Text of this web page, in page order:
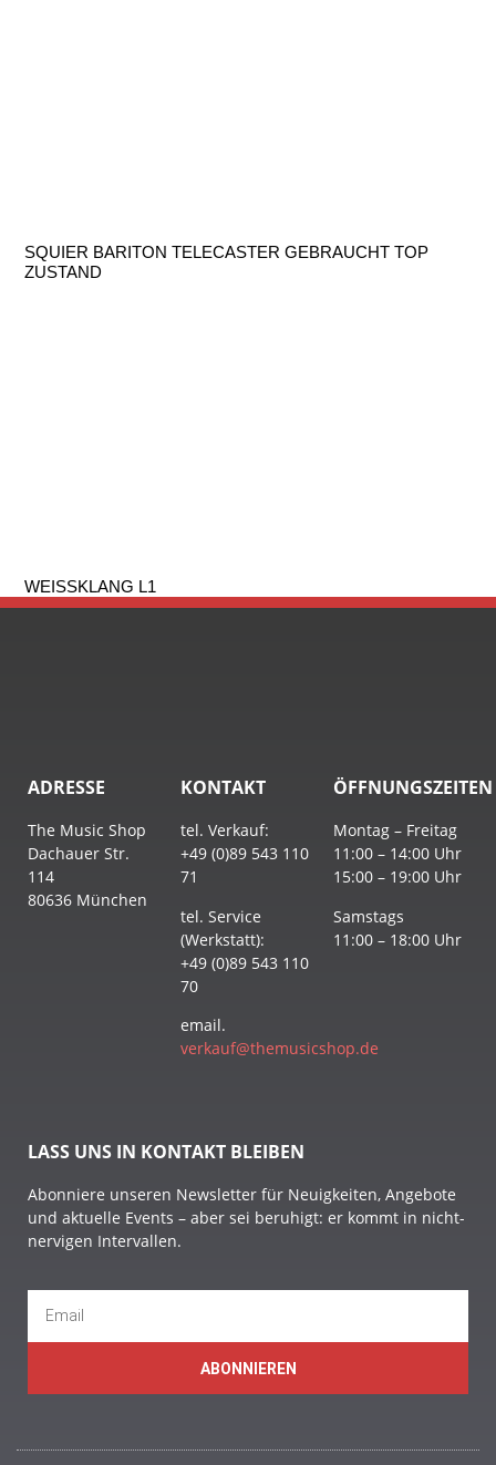
SQUIER BARITON TELECASTER GEBRAUCHT TOP
ZUSTAND
WEISSKLANG L1
ADRESSE
The Music Shop
Dachauer Str.
114
80636 München
KONTAKT
tel. Verkauf:
+49 (0)89 543 110
71
tel. Service
(Werkstatt):
+49 (0)89 543 110
70
email.
verkauf@themusicshop.de
ÖFFNUNGSZEITEN
Montag – Freitag
11:00 – 14:00 Uhr
15:00 – 19:00 Uhr
Samstags
11:00 – 18:00 Uhr
LASS UNS IN KONTAKT BLEIBEN
Abonniere unseren Newsletter für Neuigkeiten, Angebote
und aktuelle Events – aber sei beruhigt: er kommt in nicht-
nervigen Intervallen.
ABONNIEREN